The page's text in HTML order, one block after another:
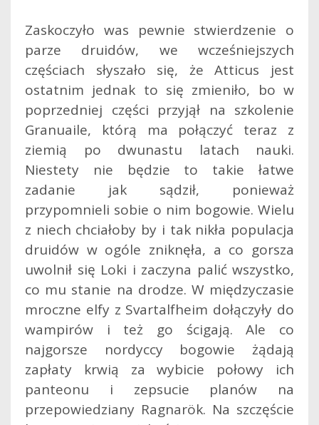
Zaskoczyło was pewnie stwierdzenie o
parze druidów, we wcześniejszych
częściach słyszało się, że Atticus jest
ostatnim jednak to się zmieniło, bo w
poprzedniej części przyjął na szkolenie
Granuaile, którą ma połączyć teraz z
ziemią po dwunastu latach nauki.
Niestety nie będzie to takie łatwe
zadanie jak sądził, ponieważ
przypomnieli sobie o nim bogowie. Wielu
z niech chciałoby by i tak nikła populacja
druidów w ogóle zniknęła, a co gorsza
uwolnił się Loki i zaczyna palić wszystko,
co mu stanie na drodze. W międzyczasie
mroczne elfy z Svartalfheim dołączyły do
wampirów i też go ścigają. Ale co
najgorsze nordyccy bogowie żądają
zapłaty krwią za wybicie połowy ich
panteonu i zepsucie planów na
przepowiedziany Ragnarök. Na szczęście